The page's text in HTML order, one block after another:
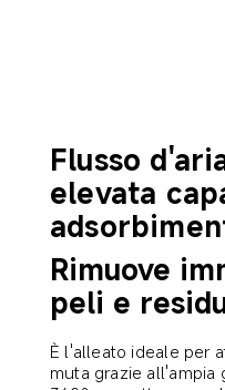
Flusso
elevata
Rimuove
peli e
È l'alleato ideale per
muta grazie all'ampia